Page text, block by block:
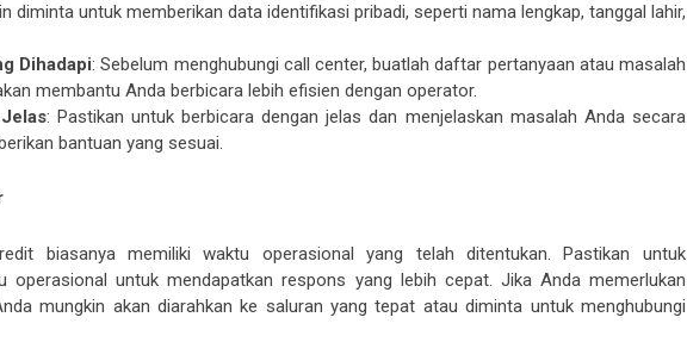
diminta untuk memberikan data identifikasi pribadi, seperti nama lengkap, tanggal lahir,
Dihadapi: Sebelum menghubungi call center, buatlah daftar pertanyaan atau masalah
membantu Anda berbicara lebih efisien dengan operator.
: Pastikan untuk berbicara dengan jelas dan menjelaskan masalah Anda secara
bantuan yang sesuai.
biasanya memiliki waktu operasional yang telah ditentukan. Pastikan untuk
operasional untuk mendapatkan respons yang lebih cepat. Jika Anda memerlukan
mungkin akan diarahkan ke saluran yang tepat atau diminta untuk menghubungi